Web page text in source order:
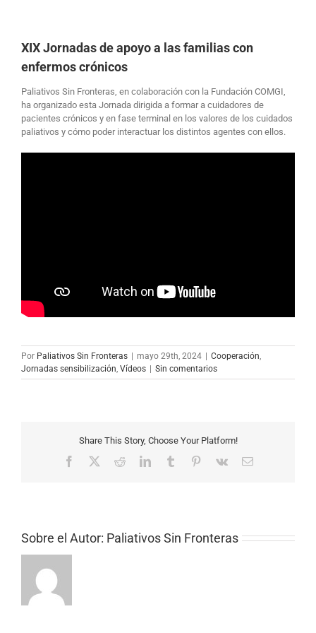
XIX Jornadas de apoyo a las familias con
enfermos crónicos
Paliativos Sin Fronteras, en colaboración con la Fundación COMGI,
ha organizado esta Jornada dirigida a formar a cuidadores de
pacientes crónicos y en fase terminal en los valores de los cuidados
paliativos y cómo poder interactuar los distintos agentes con ellos.
Por Paliativos Sin Fronteras mayo 29th, 2024 Cooperación,
Jornadas sensibilización, Vídeos Sin comentarios
Share This Story, Choose Your Platform!
Facebook RedditLinkedInTumblr Pinterest
Vk
Correo
Sobre el Autor: Paliativos Sin Fronteras